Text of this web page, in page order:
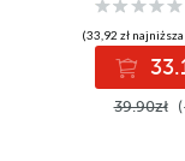
(33,92 zł
39.90zł